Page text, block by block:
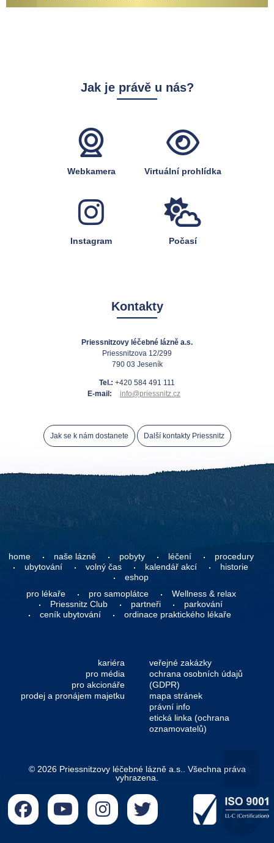
Jak je právě u nás?
Webkamera Virtuální prohlídka
Instagram Počasí
Kontakty
Priessnitzovy léčebné lázně a.s.
Priessnitzova 12/299
790 03 Jeseník
Tel.: +420 584 491 111
E-mail:
info@priessnitz.cz
Jak se k nám dostanete Další kontakty Priessnitz
home naše lázně pobyty léčení
procedury
ubytování
volný čas kalendář akcí
historie
eshop
pro lékaře
pro samoplátce
Wellness & relax
Priessnitz Club
partneři
parkování
ceník ubytování
ordinace praktického lékaře
kariéra
pro média
pro akcionáře
prodej a pronájem majetku
veřejné zakázky
ochrana osobních údajů
(GDPR)
mapa stránek
právní info
etická linka (ochrana
oznamovatelů)
© 2026 Priessnitzovy léčebné lázně a.s.. Všechna práva
vyhrazena.
Go